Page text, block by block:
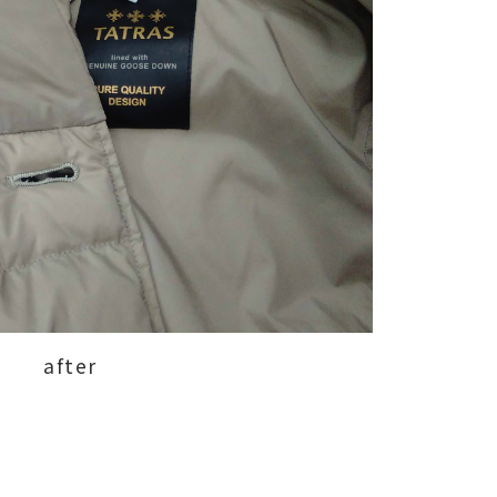
after